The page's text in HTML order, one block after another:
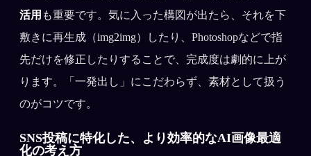
活用 も重要です。気に入った構図が出たら、それを下
敷きに再生成（img2img）したり、Photoshopなどで指
先だけを修正したりすることで、完成度は劇的に上が
ります。「一発出し」にこだわらず、素材として扱う
のがコツです。
SNS投稿に特化した、より効率的なAI画像最適
化の考え方